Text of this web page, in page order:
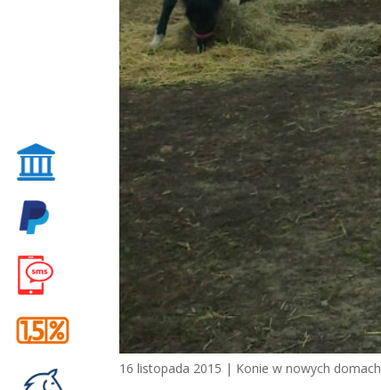
16 listopada 2015 | Konie w nowych domach